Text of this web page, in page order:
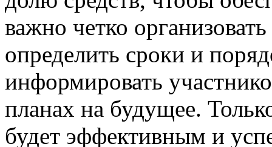
важно четко
определить сроки и
информировать
планах на будущее.
будет эффективным и